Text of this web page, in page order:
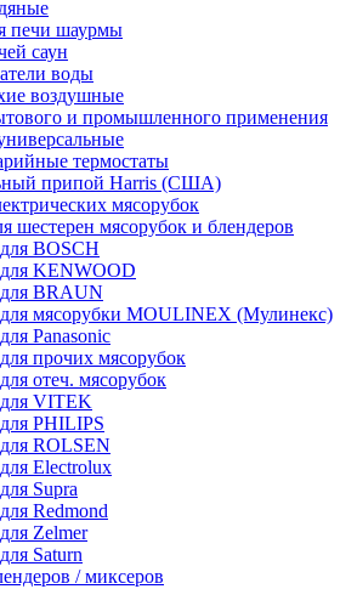
печи шаурмы
саун
воды
воздушные
и промышленного применения
термостаты
припой Harris (США)
мясорубок
шестерен мясорубок и блендеров
BOSCH
KENWOOD
BRAUN
для мясорубки MOULINEX (Мулинекс)
Panasonic
прочих мясорубок
отеч. мясорубок
VITEK
PHILIPS
ROLSEN
Electrolux
Supra
Redmond
Zelmer
Saturn
/ миксеров